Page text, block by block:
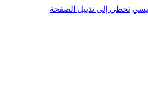
تخطي إلى تذييل الصفحة